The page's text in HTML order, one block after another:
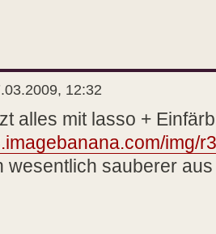
12:32
alles mit lasso +
img/
wesentlich sauberer aus